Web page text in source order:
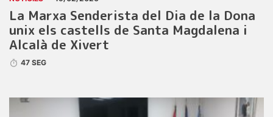
La Marxa Senderista del Dia de la Dona
unix els castells de Santa Magdalena i
Alcalà de Xivert
47 SEG